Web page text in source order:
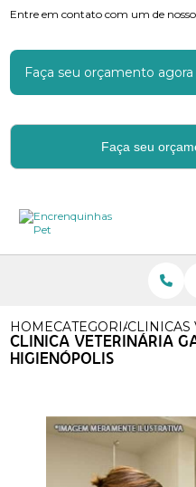
Entre em contato com um de
Faça seu orçamento
Faça seu
HOMECATEGORIASCLINICAS
CLINICA VETERINÁRIA
HIGIENÓPOLIS